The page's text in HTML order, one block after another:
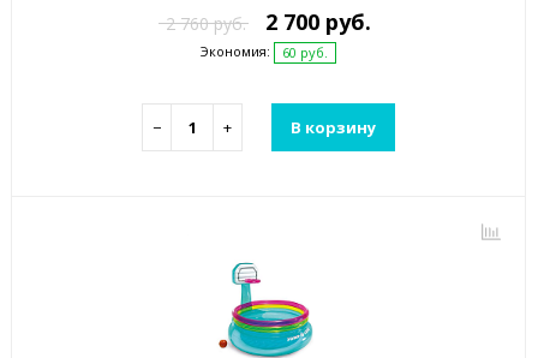
2 760 руб. 2 700 руб.
Экономия: 60 руб.
− + В корзину